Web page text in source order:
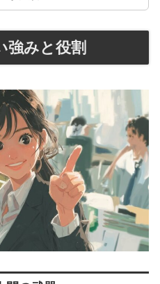
強みと役割